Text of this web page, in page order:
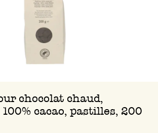
chocolat chaud,
cacao, pastilles, 200
Gout très bon
24 octobre 2024